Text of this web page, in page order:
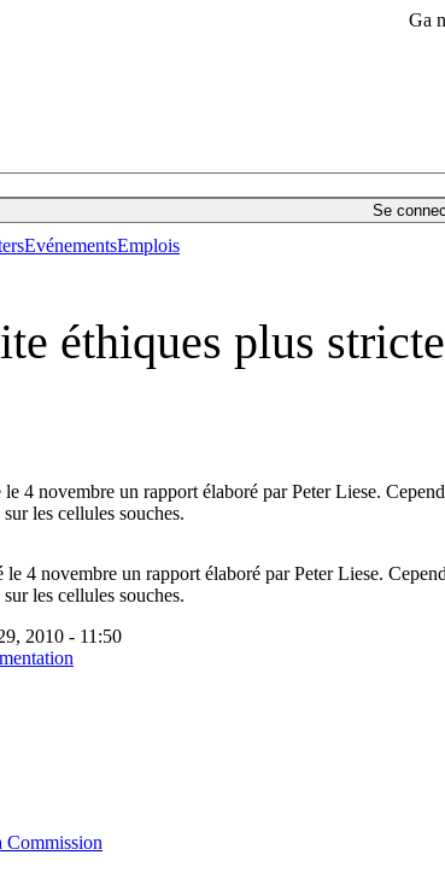
Ga
Se
EvénementsEmplois
éthiques plus
4 novembre un rapport élaboré par Peter Liese.
les cellules souches.
4 novembre un rapport élaboré par Peter Liese.
les cellules souches.
2010 - 11:50
Commission